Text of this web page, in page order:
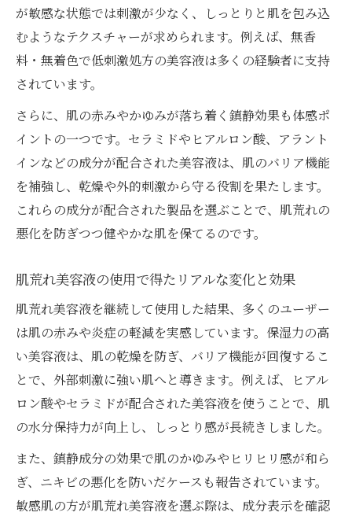
が敏感な状態では刺激が少なく、しっとりと肌を包み込
むようなテクスチャーが求められます。例えば、無香
料・無着色で低刺激処方の美容液は多くの経験者に支持
されています。
さらに、肌の赤みやかゆみが落ち着く鎮静効果も体感ポ
イントの一つです。セラミドやヒアルロン酸、アラント
インなどの成分が配合された美容液は、肌のバリア機能
を補強し、乾燥や外的刺激から守る役割を果たします。
これらの成分が配合された製品を選ぶことで、肌荒れの
悪化を防ぎつつ健やかな肌を保てるのです。
肌荒れ美容液の使用で得たリアルな変化と効果
肌荒れ美容液を継続して使用した結果、多くのユーザー
は肌の赤みや炎症の軽減を実感しています。保湿力の高
い美容液は、肌の乾燥を防ぎ、バリア機能が回復するこ
とで、外部刺激に強い肌へと導きます。例えば、ヒアル
ロン酸やセラミドが配合された美容液を使うことで、肌
の水分保持力が向上し、しっとり感が長続きしました。
また、鎮静成分の効果で肌のかゆみやヒリヒリ感が和ら
ぎ、ニキビの悪化を防いだケースも報告されています。
敏感肌の方が肌荒れ美容液を選ぶ際は、成分表示を確認